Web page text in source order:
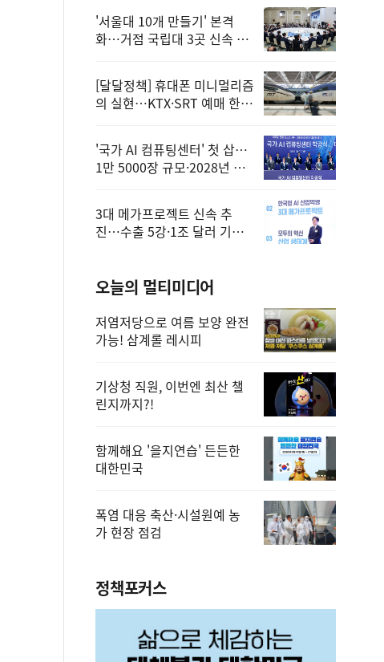
'서울대 10개 만들기' 본격
화…거점 국립대 3곳 신속 선
[달달정책] 휴대폰 미니멀리즘
의 실현…KTX·SRT 예매 한
'국가 AI 컴퓨팅센터' 첫 삽…
1만 5000장 규모·2028년 완
3대 메가프로젝트 신속 추
진…수출 5강·1조 달러 기반
오늘의 멀티미디어
저염저당으로 여름 보양 완전
가능! 삼계롤 레시피
기상청 직원, 이번엔 최산 챌
린지까지?!
함께해요 '을지연습' 든든한
대한민국
폭염 대응 축산·시설원예 농
가 현장 점검
정책포커스